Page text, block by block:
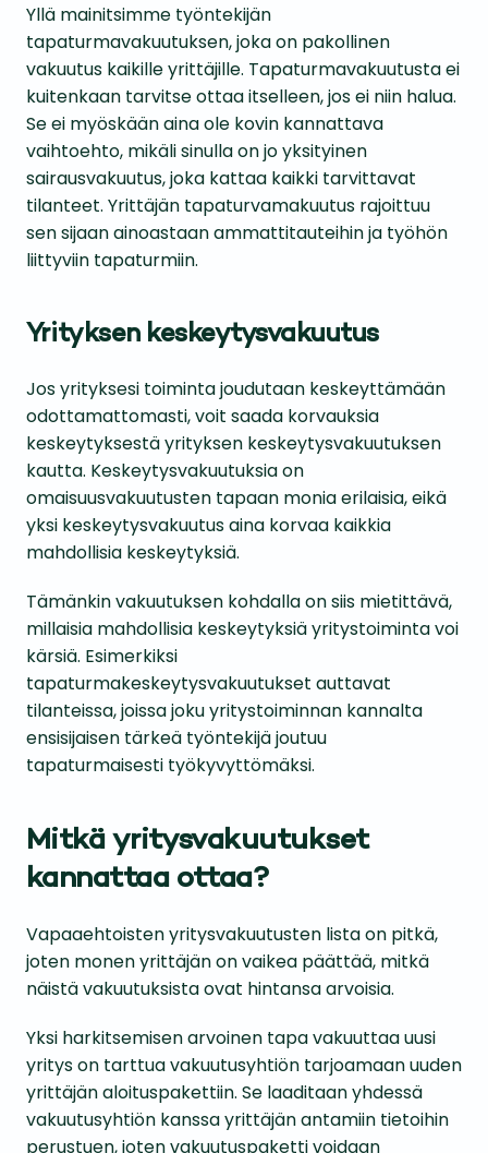
Yllä mainitsimme työntekijän
tapaturmavakuutuksen, joka on pakollinen
vakuutus kaikille yrittäjille. Tapaturmavakuutusta ei
kuitenkaan tarvitse ottaa itselleen, jos ei niin halua.
Se ei myöskään aina ole kovin kannattava
vaihtoehto, mikäli sinulla on jo yksityinen
sairausvakuutus, joka kattaa kaikki tarvittavat
tilanteet. Yrittäjän tapaturvamakuutus rajoittuu
sen sijaan ainoastaan ammattitauteihin ja työhön
liittyviin tapaturmiin.
Yrityksen keskeytysvakuutus
Jos yrityksesi toiminta joudutaan keskeyttämään
odottamattomasti, voit saada korvauksia
keskeytyksestä yrityksen keskeytysvakuutuksen
kautta. Keskeytysvakuutuksia on
omaisuusvakuutusten tapaan monia erilaisia, eikä
yksi keskeytysvakuutus aina korvaa kaikkia
mahdollisia keskeytyksiä.
Tämänkin vakuutuksen kohdalla on siis mietittävä,
millaisia mahdollisia keskeytyksiä yritystoiminta voi
kärsiä. Esimerkiksi
tapaturmakeskeytysvakuutukset auttavat
tilanteissa, joissa joku yritystoiminnan kannalta
ensisijaisen tärkeä työntekijä joutuu
tapaturmaisesti työkyvyttömäksi.
Mitkä yritysvakuutukset
kannattaa ottaa?
Vapaaehtoisten yritysvakuutusten lista on pitkä,
joten monen yrittäjän on vaikea päättää, mitkä
näistä vakuutuksista ovat hintansa arvoisia.
Yksi harkitsemisen arvoinen tapa vakuuttaa uusi
yritys on tarttua vakuutusyhtiön tarjoamaan uuden
yrittäjän aloituspakettiin. Se laaditaan yhdessä
vakuutusyhtiön kanssa yrittäjän antamiin tietoihin
perustuen, joten vakuutuspaketti voidaan